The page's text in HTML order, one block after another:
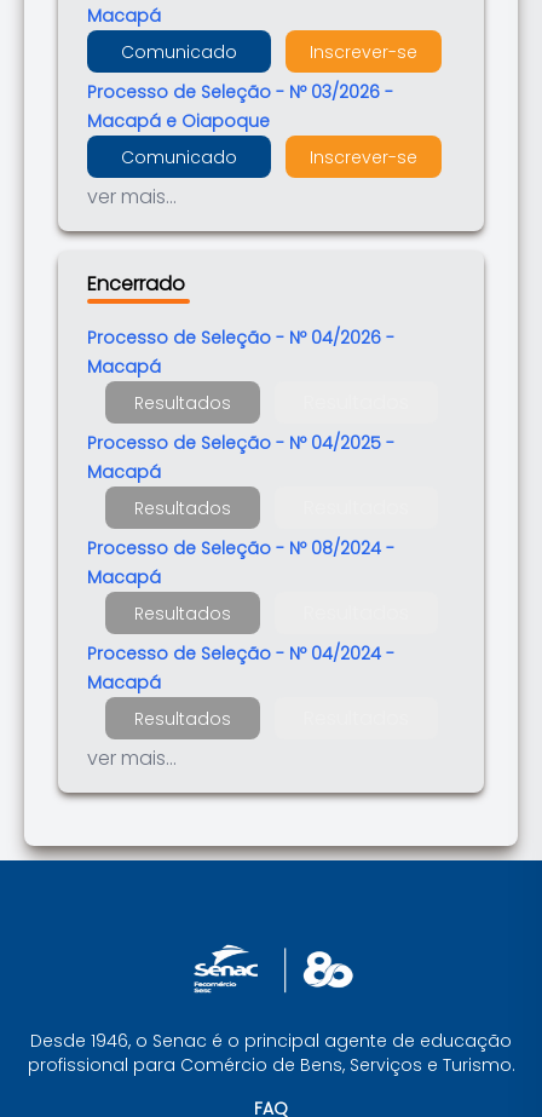
Macapá
Comunicado
Inscrever-se
Processo de Seleção - Nº 03/2026 -
Macapá e Oiapoque
Comunicado
Inscrever-se
ver mais...
Encerrado
Processo de Seleção - Nº 04/2026 -
Macapá
Resultados
Processo de Seleção - Nº 04/2025 -
Macapá
Resultados
Processo de Seleção - Nº 08/2024 -
Macapá
Resultados
Processo de Seleção - Nº 04/2024 -
Macapá
Resultados
ver mais...
Desde 1946, o Senac é o principal agente de educação
profissional para Comércio de Bens, Serviços e Turismo.
FAQ